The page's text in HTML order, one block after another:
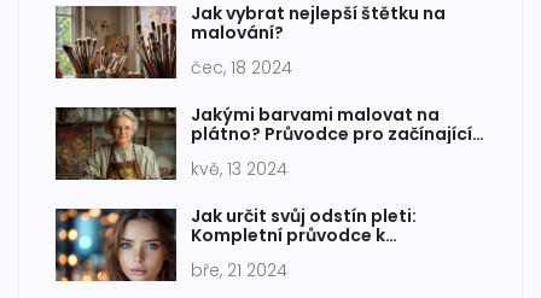
Jak vybrat nejlepší štětku na
malování?
čec, 18 2024
Jakými barvami malovat na
plátno? Průvodce pro začínající
kvě, 13 2024
Jak určit svůj odstín pleti:
Kompletní průvodce k
bře, 21 2024